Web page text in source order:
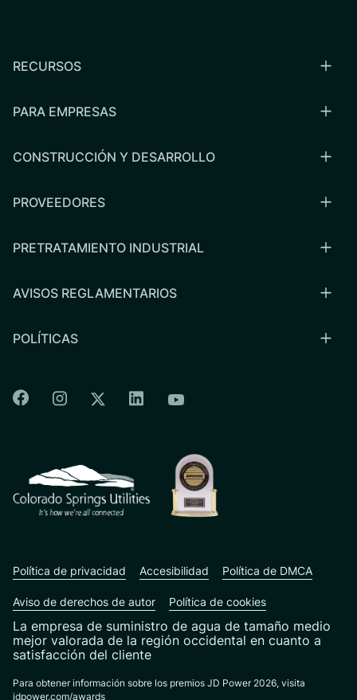
RECURSOS
PARA EMPRESAS
CONSTRUCCIÓN Y DESARROLLO
PROVEEDORES
PRETRATAMIENTO INDUSTRIAL
AVISOS REGLAMENTARIOS
POLÍTICAS
Colorado Springs Facebook
Colorado Springs Instagram
Colorado Springs Twitter
Colorado Springs Linkedin
Colorado Springs
La empresa de suministro de agua de tamaño medio
mejor valorada de la región occidental en cuanto a
satisfacción del cliente
Para obtener información sobre los premios JD Power 2026, visita
jdpower.com/awards
Política de privacidad Accesibilidad Política de DMCA
Aviso de derechos de autor Política de cookies